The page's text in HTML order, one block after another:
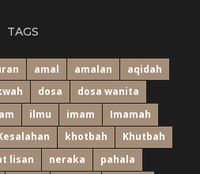
TAGS
amal amalan
aqidah
dosa
dosa wanita
ilmu imam
Imamah
khotbah
Khutbah
lisan neraka
pahala